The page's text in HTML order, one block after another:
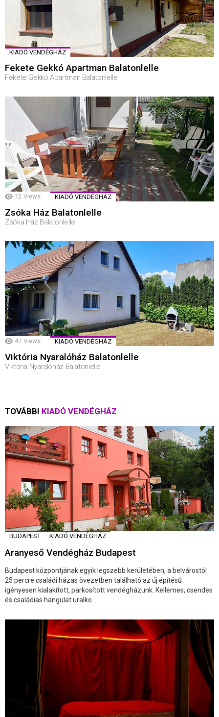
KIADÓ VENDÉGHÁZ
Fekete Gekkó Apartman Balatonlelle
Fekete Gekkó Apartman Balatonlelle
12 Views KIADÓ VENDÉGHÁZ
Zsóka Ház Balatonlelle
Zsóka Ház Balatonlelle
47 Views KIADÓ VENDÉGHÁZ
Viktória Nyaralóház Balatonlelle
Viktória Nyaralóház Balatonlelle
TOVÁBBI KIADÓ VENDÉGHÁZ
BUDAPEST KIADÓ VENDÉGHÁZ
Aranyeső Vendégház Budapest
Budapest központjának egyik legszebb kerületében, a belvárostól
25 percre családi házas övezetben található az új építésű
igényesen kialakított, parkosított vendégházunk. Kellemes, csendes
és családias hangulat uralko ...